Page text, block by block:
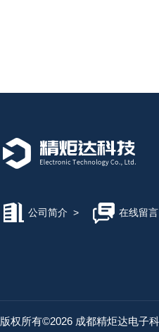
公司简介 > 在线留言
版权所有©2026 成都精炬达电子